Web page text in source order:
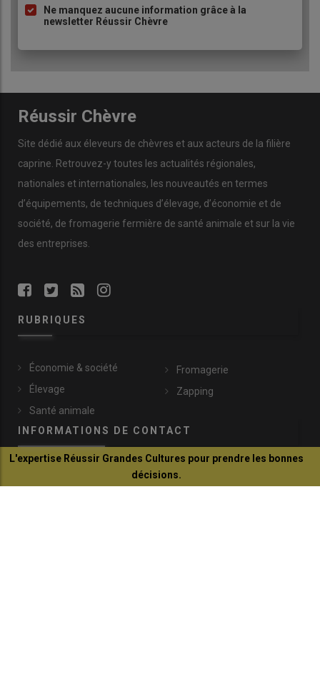
Ne manquez aucune information grâce à la
newsletter Réussir Chèvre
Réussir Chèvre
Site dédié aux éleveurs de chèvres et aux acteurs de la filière
caprine. Retrouvez-y toutes les actualités régionales,
nationales et internationales, les nouveautés en termes
d’équipements, de techniques d’élevage, d’économie et de
société, de fromagerie fermière de santé animale et sur la vie
des entreprises.
RUBRIQUES
Économie & société
Élevage
Santé animale
Fromagerie
Zapping
INFORMATIONS DE CONTACT
L'expertise Réussir Grandes Cultures pour prendre les bonnes
décisions.